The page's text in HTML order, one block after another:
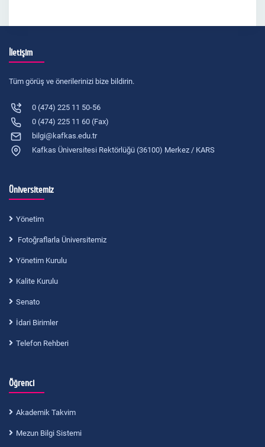
İletişim
Tüm görüş ve önerilerinizi bize bildirin.
0 (474) 225 11 50-56
0 (474) 225 11 60 (Fax)
bilgi@kafkas.edu.tr
Kafkas Üniversitesi Rektörlüğü (36100) Merkez / KARS
Üniversitemiz
Yönetim
Fotoğraflarla Üniversitemiz
Yönetim Kurulu
Kalite Kurulu
Senato
İdari Birimler
Telefon Rehberi
Öğrenci
Akademik Takvim
Mezun Bilgi Sistemi